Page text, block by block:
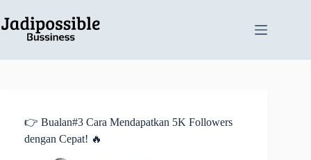
👉 Bualan#3 Cara Mendapatkan 5K Followers
dengan Cepat! 🔥